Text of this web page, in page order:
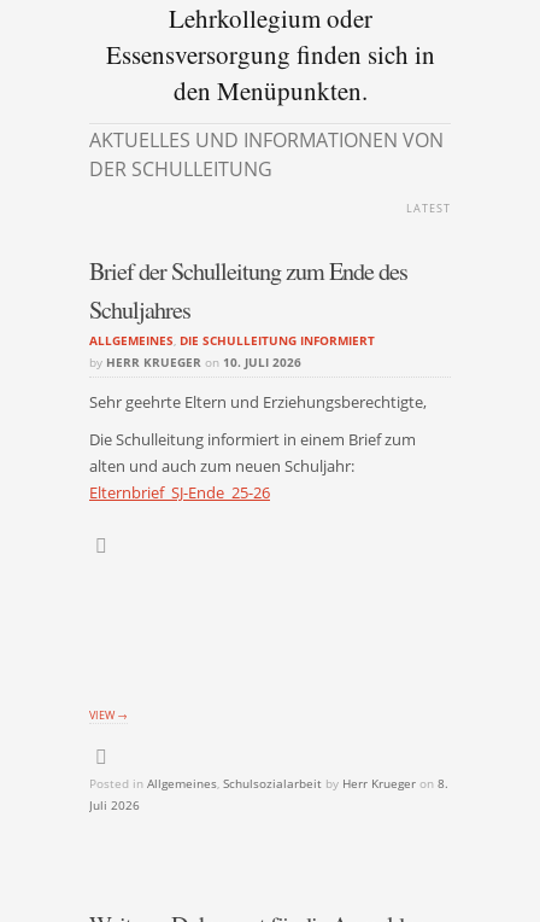
Lehrkollegium oder
Essensversorgung finden sich in
den Menüpunkten.
AKTUELLES UND INFORMATIONEN VON
DER SCHULLEITUNG
LATEST
Brief der Schulleitung zum Ende des
Schuljahres
ALLGEMEINES, DIE SCHULLEITUNG INFORMIERT
by HERR KRUEGER on 10. JULI 2026
Sehr geehrte Eltern und Erziehungsberechtigte,
Die Schulleitung informiert in einem Brief zum
alten und auch zum neuen Schuljahr:
Elternbrief_SJ-Ende_25-26
VIEW →
Posted in Allgemeines, Schulsozialarbeit by Herr Krueger on 8.
Juli 2026